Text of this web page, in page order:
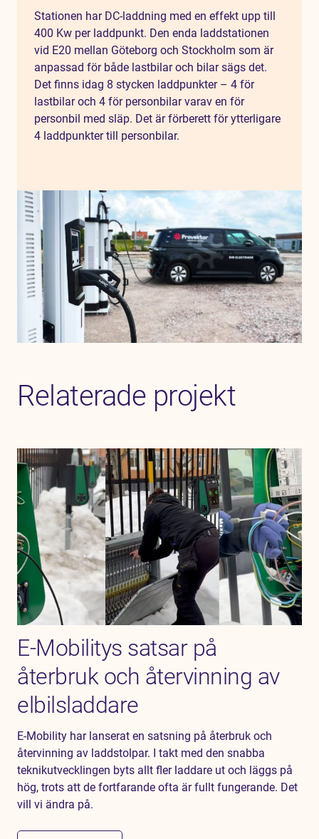
Stationen har DC-laddning med en effekt upp till
400 Kw per laddpunkt. Den enda laddstationen
vid E20 mellan Göteborg och Stockholm som är
anpassad för både lastbilar och bilar sägs det.
Det finns idag 8 stycken laddpunkter – 4 för
lastbilar och 4 för personbilar varav en för
personbil med släp. Det är förberett för ytterligare
4 laddpunkter till personbilar.
Relaterade projekt
E-Mobilitys satsar på
återbruk och återvinning av
elbilsladdare
E-Mobility har lanserat en satsning på återbruk och
återvinning av laddstolpar. I takt med den snabba
teknikutvecklingen byts allt fler laddare ut och läggs på
hög, trots att de fortfarande ofta är fullt fungerande. Det
vill vi ändra på.